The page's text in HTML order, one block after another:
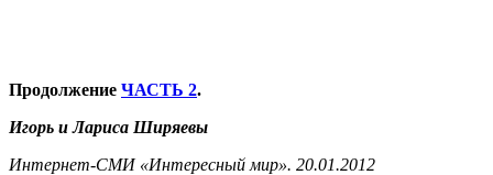
Продолжение ЧАСТЬ 2.
Игорь и Лариса Ширяевы
Интернет-СМИ «Интересный мир». 20.01.2012